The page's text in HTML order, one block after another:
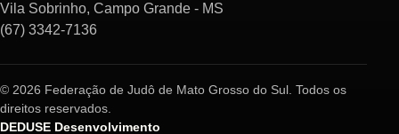
Vila Sobrinho, Campo Grande - MS
(67) 3342-7136
© 2026 Federação de Judô de Mato Grosso do Sul. Todos os
direitos reservados.
DEDUSE Desenvolvimento